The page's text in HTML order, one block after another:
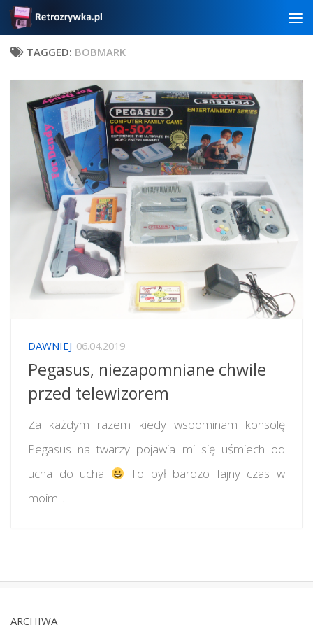
Skip to content
TAGGED: BOBMARK
DAWNIEJ 06.04.2019
Pegasus, niezapomniane chwile
przed telewizorem
Za każdym razem kiedy wspominam konsolę
Pegasus na twarzy pojawia mi się uśmiech od
ucha do ucha
To był bardzo fajny czas w
moim...
ARCHIWA